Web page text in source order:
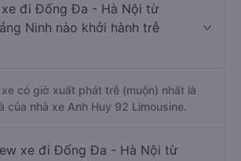
xe đi Đống Đa - Hà Nội từ
Ninh nào khởi hành trễ
có giờ xuất phát trễ (muộn) nhất là
của nhà xe Anh Huy 92 Limousine.
xe đi Đống Đa - Hà Nội từ